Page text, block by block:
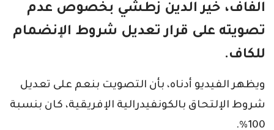
الفاف، خير الدين زطشي بخصوص عدم
تصويته على قرار تعديل شروط الإنضمام
للكاف.
ويظهر الفيديو أدناه، بأن التصويت بنعم على تعديل
شروط الإلتحاق بالكونفيدرالية الإفريقية، كان بنسبة
100%.